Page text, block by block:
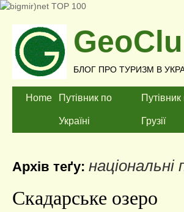
БЛОГ ПРО ТУРИЗМ В
Home Путівник по
Україні
Путівник
Грузії
Архів теґу: національні
Скадарське озеро